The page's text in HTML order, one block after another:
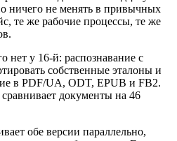
ничего не менять в привычных
те же рабочие процессы, те же
нет у 16-й: распознавание с
собственные эталоны и
в PDF/UA, ODT, EPUB и FB2.
документы на 46
обе версии параллельно,